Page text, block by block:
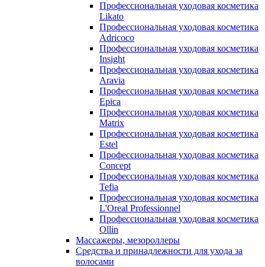
Профессиональная уходовая косметика
Likato
Профессиональная уходовая косметика
Adricoco
Профессиональная уходовая косметика
Insight
Профессиональная уходовая косметика
Aravia
Профессиональная уходовая косметика
Epica
Профессиональная уходовая косметика
Matrix
Профессиональная уходовая косметика
Estel
Профессиональная уходовая косметика
Concept
Профессиональная уходовая косметика
Tefia
Профессиональная уходовая косметика
L'Oreal Professionnel
Профессиональная уходовая косметика
Ollin
Массажеры, мезороллеры
Средства и принадлежности для ухода за
волосами